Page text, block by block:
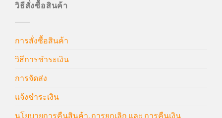
วิธีสั่งซื้อสินค้า
การสั่งซื้อสินค้า
วิธีการชำระเงิน
การจัดส่ง
แจ้งชำระเงิน
นโยบายการคืนสินค้า, การยกเลิก และ การคืนเงิน